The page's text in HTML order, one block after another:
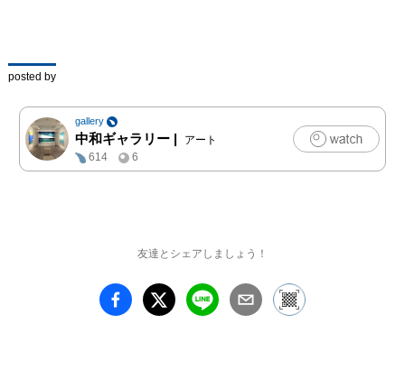
posted by
gallery
中和ギャラリー |
アート
614
6
友達とシェアしましょう！